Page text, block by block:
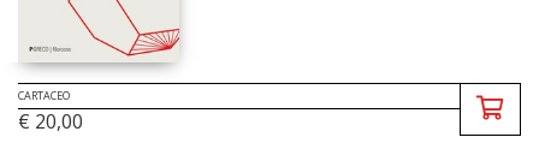
CARTACEO
€ 20,00